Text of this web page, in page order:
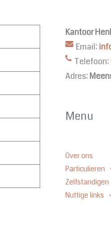
Kantoor
Email:
Telefoon:
Adres:
Menu
Over ons
Particulieren
Zelfstandigen
Nuttige links